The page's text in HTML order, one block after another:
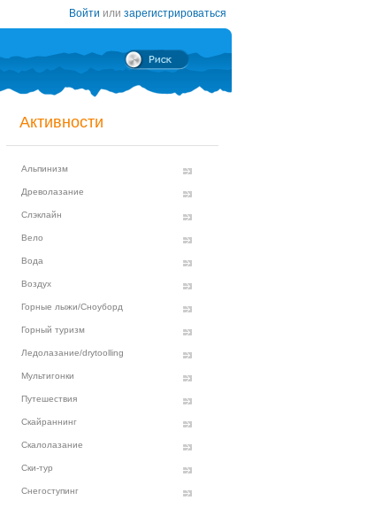
Войти или зарегистрироваться
Активности
Альпинизм
Древолазание
Слэклайн
Вело
Вода
Воздух
Горные лыжи/Сноуборд
Горный туризм
Ледолазание/drytoolling
Мультигонки
Путешествия
Скайраннинг
Скалолазание
Ски-тур
Снегоступинг